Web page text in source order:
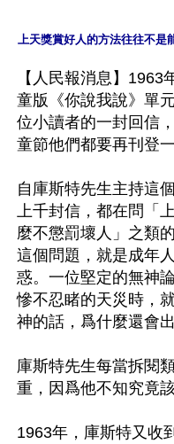
上天獎賞好人的方法往往不是
【人民報消息】
童版《你說我說》單
位小讀者的一封回信
童節他們都要再刊登
自庫斯特先生主持這
上千封信，都在問「
麼不懲罰壞人」之類
這個問題，就是成年
惑。一位堅定的無神
慘不忍睹的天災時，
神的話，爲什麼還會
庫斯特先生每當拆閱
重，因爲他不知究竟
1963年，庫斯特又收